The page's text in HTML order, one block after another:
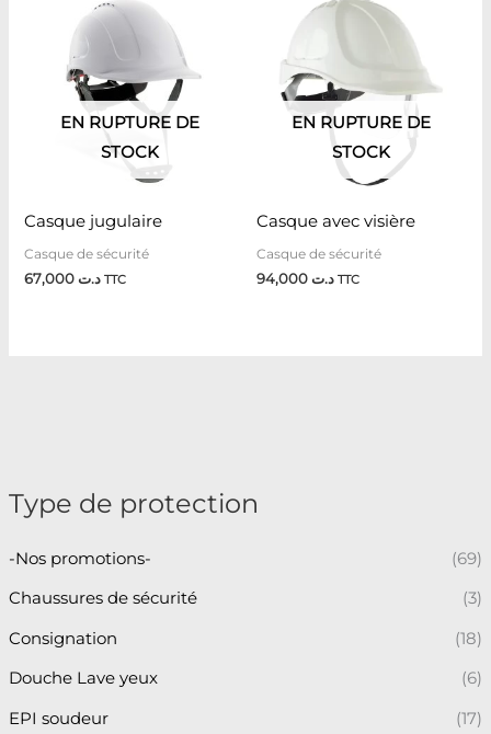
Type de protection
-Nos promotions- (69)
Chaussures de sécurité (3)
Consignation (18)
Douche Lave yeux (6)
EPI soudeur (17)
EN RUPTURE DE
STOCK
Casque jugulaire
Casque de sécurité
د.ت67,000 TTC
EN RUPTURE DE
STOCK
Casque avec visière
Casque de sécurité
د.ت TTC